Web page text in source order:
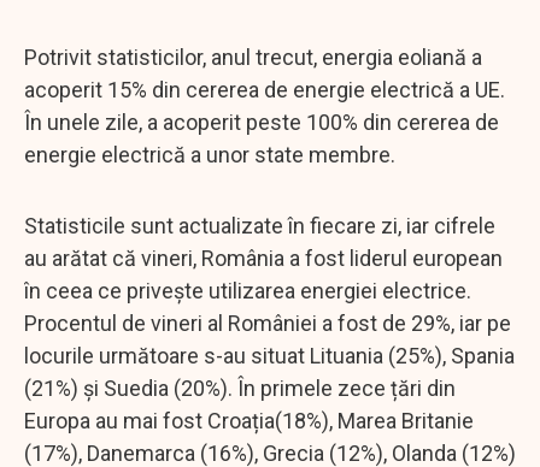
Potrivit statisticilor, anul trecut, energia eoliană a
acoperit 15% din cererea de energie electrică a UE.
În unele zile, a acoperit peste 100% din cererea de
energie electrică a unor state membre.
Statisticile sunt actualizate în fiecare zi, iar cifrele
au arătat că vineri, România a fost liderul european
în ceea ce privește utilizarea energiei electrice.
Procentul de vineri al României a fost de 29%, iar pe
locurile următoare s-au situat Lituania (25%), Spania
(21%) și Suedia (20%). În primele zece țări din
Europa au mai fost Croația(18%), Marea Britanie
(17%), Danemarca (16%), Grecia (12%), Olanda (12%)